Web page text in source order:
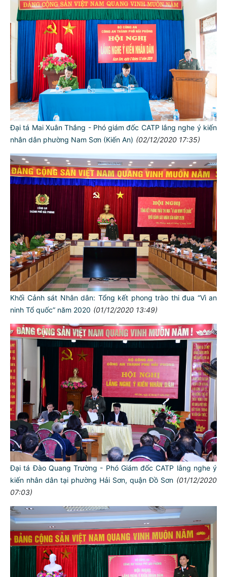
Đại tá Mai Xuân Thắng - Phó giám đốc CATP lắng nghe ý kiến
nhân dân phường Nam Sơn (Kiến An) (02/12/2020 17:35)
Khối Cảnh sát Nhân dân: Tổng kết phong trào thi đua “Vì an
ninh Tổ quốc” năm 2020 (01/12/2020 13:49)
Đại tá Đào Quang Trường - Phó Giám đốc CATP lắng nghe ý
kiến nhân dân tại phường Hải Sơn, quận Đồ Sơn (01/12/2020
07:03)